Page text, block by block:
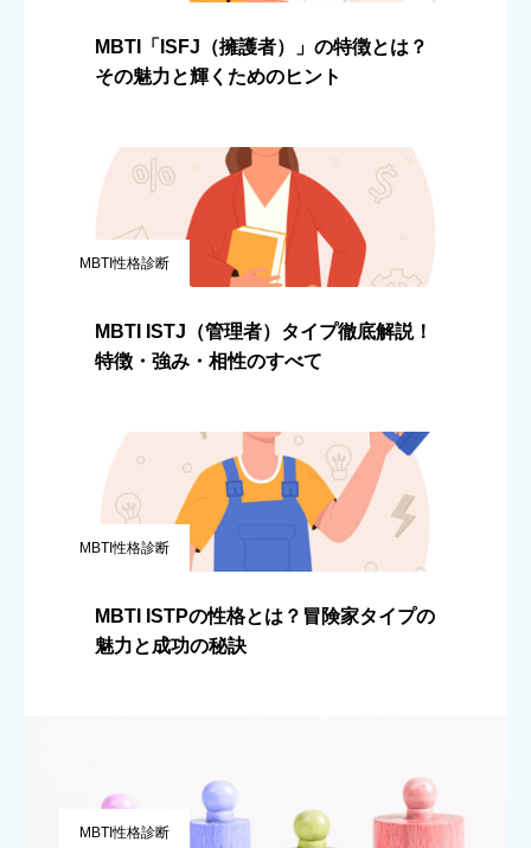
MBTI「ISFJ（擁護者）」の特徴とは？
その魅力と輝くためのヒント
MBTI性格診断
MBTI ISTJ（管理者）タイプ徹底解説！
特徴・強み・相性のすべて
MBTI性格診断
MBTI ISTPの性格とは？冒険家タイプの
魅力と成功の秘訣
MBTI性格診断